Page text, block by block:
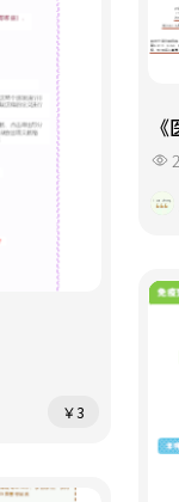
￥3